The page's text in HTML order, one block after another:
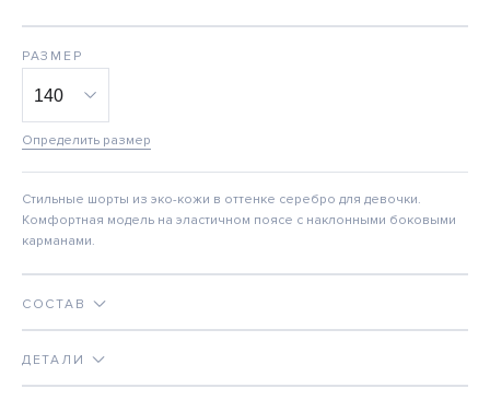
РАЗМЕР
Определить размер
Стильные шорты из эко-кожи в оттенке серебро для девочки.
Комфортная модель на эластичном поясе с наклонными боковыми
карманами.
СОСТАВ
ДЕТАЛИ